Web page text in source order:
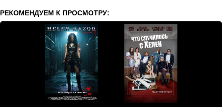
РЕКОМЕНДУЕМ К ПРОСМОТРУ: